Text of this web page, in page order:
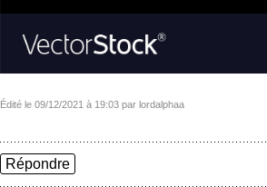
Édité le 09/12/2021 à 19:03 par lordalphaa
Répondre